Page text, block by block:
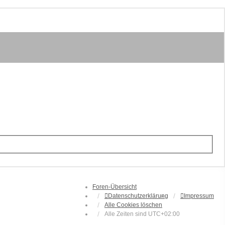
Foren-Übersicht
Datenschutzerklärung
Impressum
Alle Cookies löschen
Alle Zeiten sind UTC+02:00